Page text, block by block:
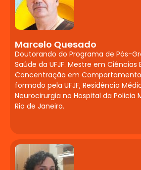
Linguagem,
e Alfabetização
Transtornos do
Transtorno Específico da
(leitura, escrita e
social e linguagem: atenção
compartilhada e Teoria da
Ciência cognitiva da leitura:
alfabetização e discussões
BNCC. Avaliação das
linguagem: estudos de caso
Marcelo Quesado
Doutorando do Programa de Pós-
Saúde da UFJF. Mestre em
Concentração em Comportamento
formado pela UFJF, Residência
Neurocirurgia no Hospital da Policia
Rio de Janeiro.